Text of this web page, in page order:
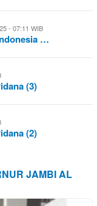
- 07:11 WIB
…
(3)
(2)
JAMBI AL